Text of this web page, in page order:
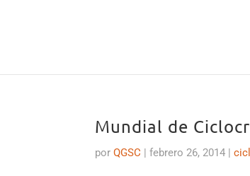
Mundial de
porQGSC |febrero 26, 2014 |